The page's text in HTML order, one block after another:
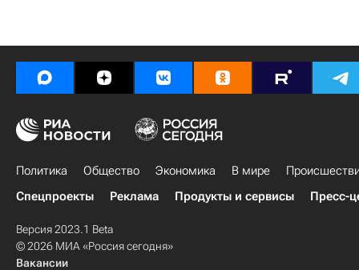
Политика Общество Экономика В мире
Спецпроекты
Реклама Продукты и сервисы Пресс-
Версия 2023.1 Beta
© 2026 МИА «Россия сегодня»
Вакансии